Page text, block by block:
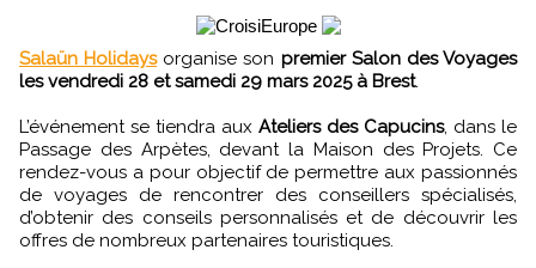
Salaün Holidaysorganise son premier Salon des Voyages
les vendredi 28 et samedi 29 mars 2025 à Brest.
L’événement se tiendra aux Ateliers des Capucins, dans le
Passage des Arpètes, devant la Maison des Projets. Ce
rendez-vous a pour objectif de permettre aux passionnés
de voyages de rencontrer des conseillers spécialisés,
d’obtenir des conseils personnalisés et de découvrir les
offres de nombreux partenaires touristiques.